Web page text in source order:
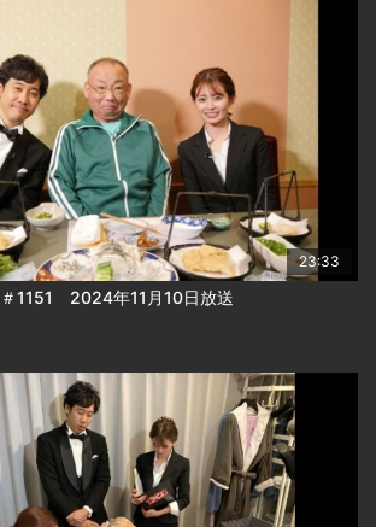
23:33
1151 2024年11月10日放送